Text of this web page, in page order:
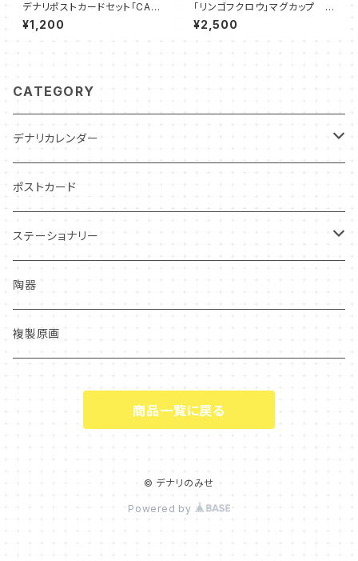
デナリポストカードセット「CAT
JAM SESSION」
¥1,200
「リンゴフクロウ」マグカップ
（ビビッドオレンジXネイビー）
¥2,500
CATEGORY
デナリカレンダー
過去カレンダー
ポストカード
ステーショナリー
クリアファイル
陶器
複製原画
商品一覧に戻る
© デナリのみせ
Powered by